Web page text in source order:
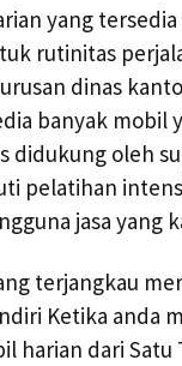
yang
rutinitas
dinas
banyak mobil
didukung oleh
pelatihan
jasa yang
terjangkau
Ketika anda
harian dari Satu